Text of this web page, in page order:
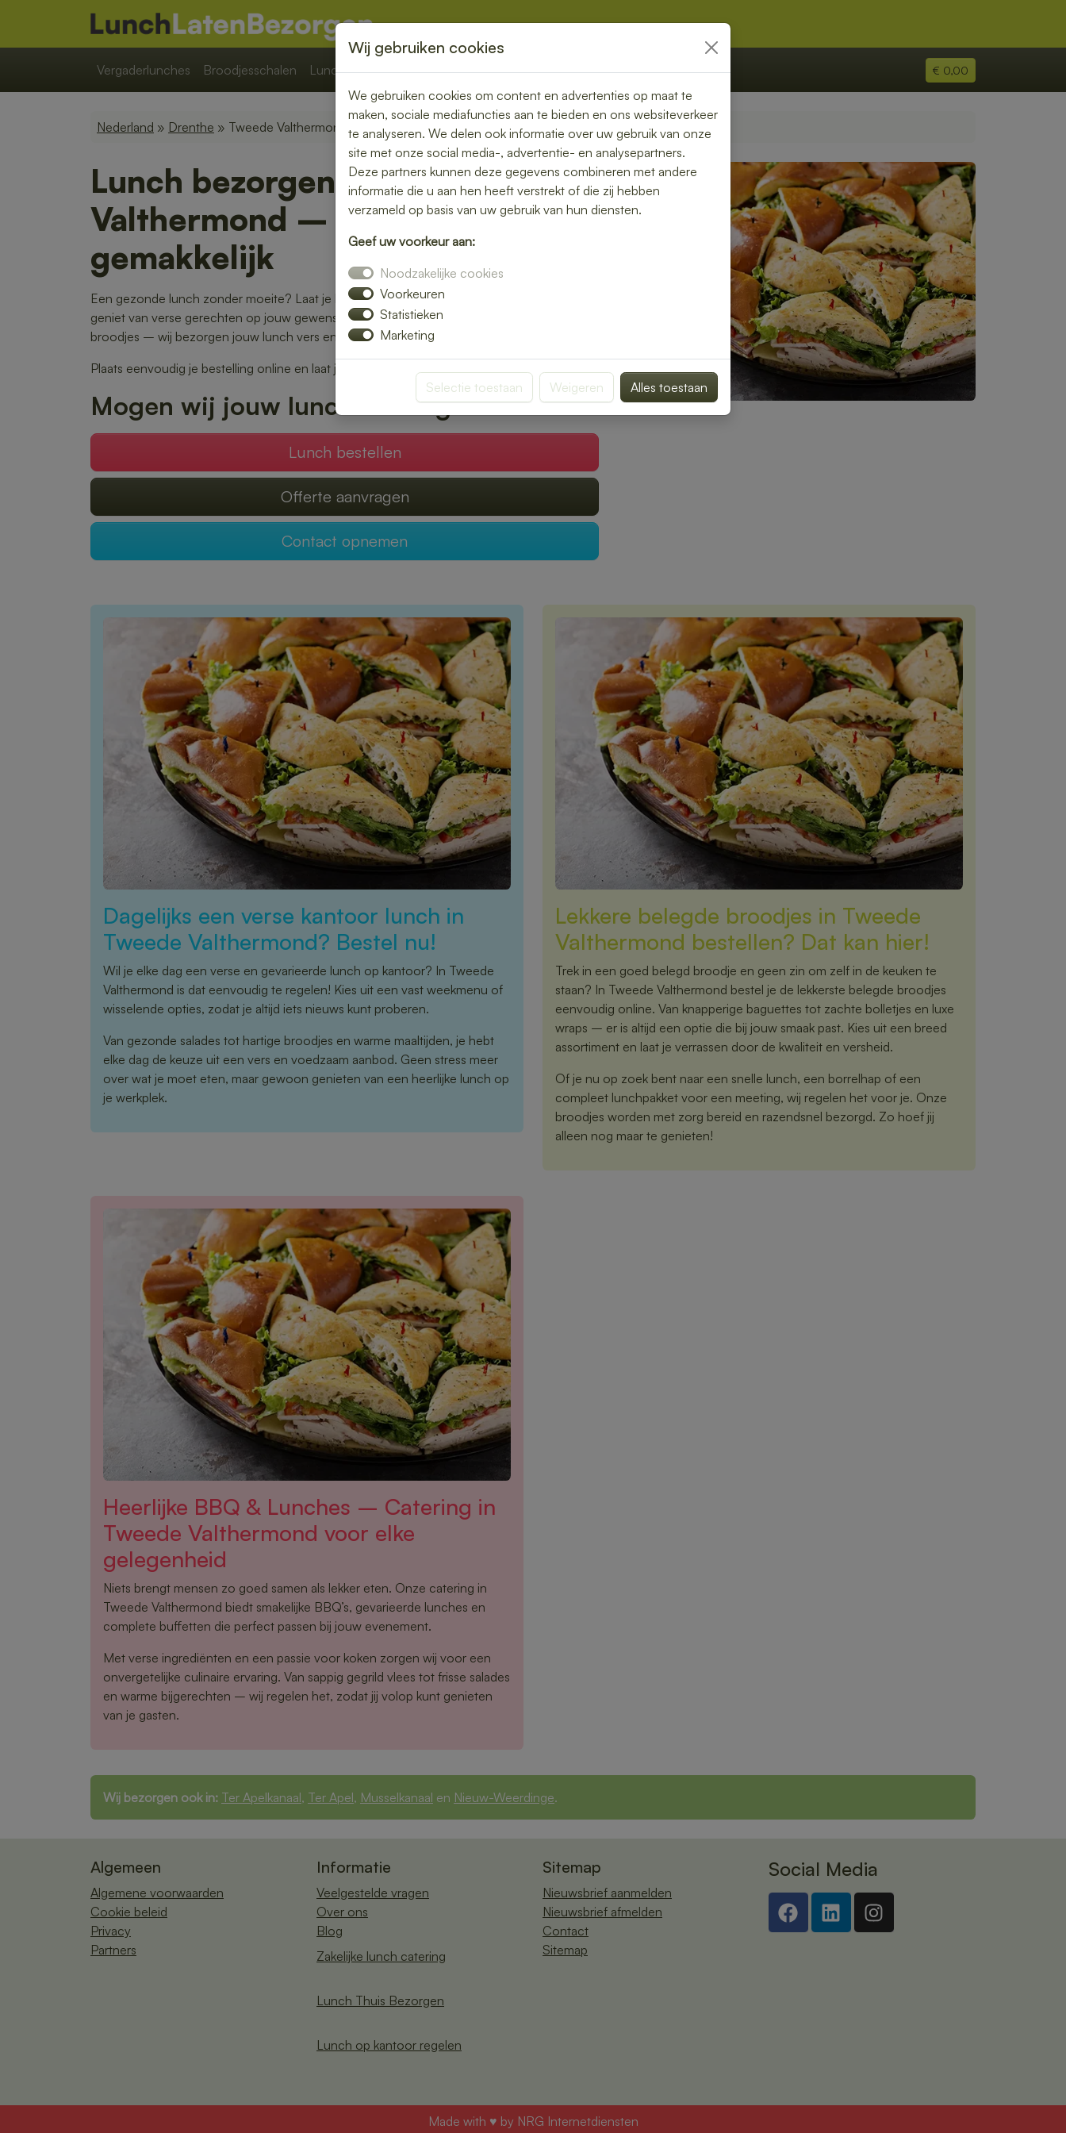
Vergaderlunches Broodjesschalen Lunchpakketten Overige € 0,00
Nederland » Drenthe » Tweede Valthermond
Lunch bezorgen in Tweede
Valthermond – smaakvol en
gemakkelijk
Een gezonde lunch zonder moeite? Laat je lunch bezorgen in Tweede Valthermond en
geniet van verse gerechten op jouw gewenste locatie. Van kleurrijke salades tot knapperige
broodjes – wij bezorgen jouw lunch vers en op tijd.
Plaats eenvoudig je bestelling online en laat je verrassen door smaak en kwaliteit.
Mogen wij jouw lunch verzorgen?
Lunch bestellen
Offerte aanvragen
Contact opnemen
Dagelijks een verse kantoor lunch in
Tweede Valthermond? Bestel nu!
Wil je elke dag een verse en gevarieerde lunch op kantoor? In Tweede
Valthermond is dat eenvoudig te regelen! Kies uit een vast weekmenu of
wisselende opties, zodat je altijd iets nieuws kunt proberen.
Van gezonde salades tot hartige broodjes en warme maaltijden, je hebt
elke dag de keuze uit een vers en voedzaam aanbod. Geen stress meer
over wat je moet eten, maar gewoon genieten van een heerlijke lunch op
je werkplek.
Lekkere belegde broodjes in Tweede
Valthermond bestellen? Dat kan hier!
Trek in een goed belegd broodje en geen zin om zelf in de keuken te
staan? In Tweede Valthermond bestel je de lekkerste belegde broodjes
eenvoudig online. Van knapperige baguettes tot zachte bolletjes en luxe
wraps – er is altijd een optie die bij jouw smaak past. Kies uit een breed
assortiment en laat je verrassen door de kwaliteit en versheid.
Of je nu op zoek bent naar een snelle lunch, een borrelhap of een
compleet lunchpakket voor een meeting, wij regelen het voor je. Onze
broodjes worden met zorg bereid en razendsnel bezorgd. Zo hoef jij
alleen nog maar te genieten!
Heerlijke BBQ & Lunches – Catering in
Tweede Valthermond voor elke
gelegenheid
Niets brengt mensen zo goed samen als lekker eten. Onze catering in
Tweede Valthermond biedt smakelijke BBQ’s, gevarieerde lunches en
complete buffetten die perfect passen bij jouw evenement.
Met verse ingrediënten en een passie voor koken zorgen wij voor een
onvergetelijke culinaire ervaring. Van sappig gegrild vlees tot frisse salades
en warme bijgerechten – wij regelen het, zodat jij volop kunt genieten
van je gasten.
Wij bezorgen ook in: Ter Apelkanaal, Ter Apel, Musselkanaal en Nieuw-Weerdinge.
Algemeen
Algemene voorwaarden
Cookie beleid
Privacy
Partners
Informatie
Veelgestelde vragen
Over ons
Blog
Zakelijke lunch catering
Lunch Thuis Bezorgen
Lunch op kantoor regelen
Sitemap
Nieuwsbrief aanmelden
Nieuwsbrief afmelden
Contact
Sitemap
Social Media
Made with ♥ by NRG Internetdiensten
Wij gebruiken cookies
We gebruiken cookies om content en advertenties op maat te
maken, sociale mediafuncties aan te bieden en ons websiteverkeer
te analyseren. We delen ook informatie over uw gebruik van onze
site met onze social media-, advertentie- en analysepartners.
Deze partners kunnen deze gegevens combineren met andere
informatie die u aan hen heeft verstrekt of die zij hebben
verzameld op basis van uw gebruik van hun diensten.
Geef uw voorkeur aan:
Noodzakelijke cookies
Voorkeuren
Statistieken
Marketing
Selectie toestaan Weigeren Alles toestaan